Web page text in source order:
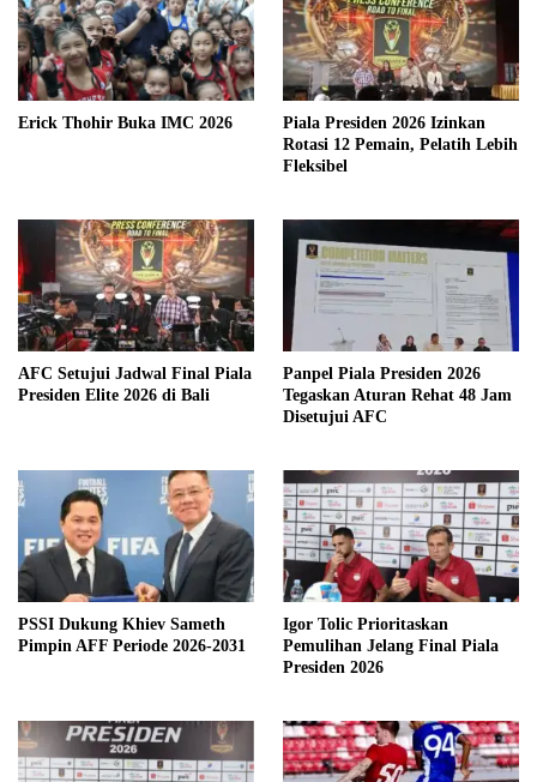
Erick Thohir Buka IMC 2026
Piala Presiden 2026 Izinkan
Rotasi 12 Pemain, Pelatih Lebih
Fleksibel
AFC Setujui Jadwal Final Piala
Presiden Elite 2026 di Bali
Panpel Piala Presiden 2026
Tegaskan Aturan Rehat 48 Jam
Disetujui AFC
PSSI Dukung Khiev Sameth
Pimpin AFF Periode 2026-2031
Igor Tolic Prioritaskan
Pemulihan Jelang Final Piala
Presiden 2026